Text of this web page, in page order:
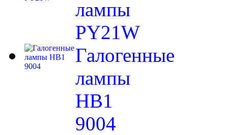
лампы
PY21W
Галогенные
лампы
HB1
9004